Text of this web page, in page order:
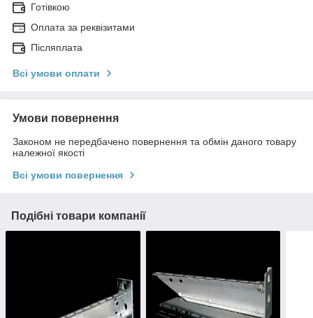
Готівкою
Оплата за реквізитами
Післяплата
Всі умови оплати
Умови повернення
Законом не передбачено повернення та обмін даного товару
належної якості
Всі умови повернення
Подібні товари компанії